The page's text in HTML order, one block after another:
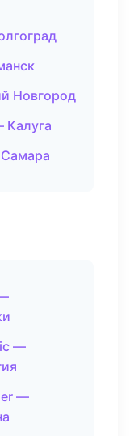
Новгород
Калуга
—
—